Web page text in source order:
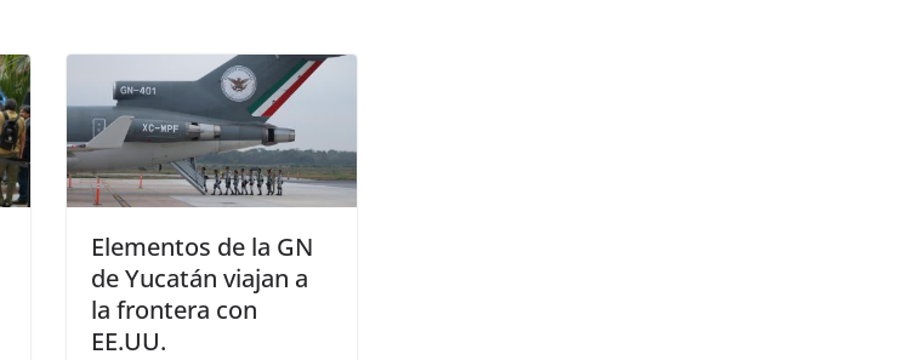
Elementos de la GN
de Yucatán viajan a
la frontera con
EE.UU.